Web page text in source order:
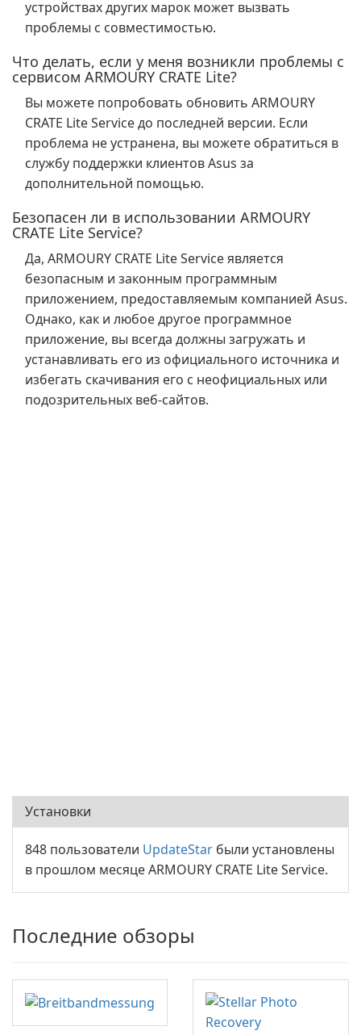
устройствах других марок может вызвать
проблемы с совместимостью.
Что делать, если у меня возникли проблемы с
сервисом ARMOURY CRATE Lite?
Вы можете попробовать обновить ARMOURY
CRATE Lite Service до последней версии. Если
проблема не устранена, вы можете обратиться в
службу поддержки клиентов Asus за
дополнительной помощью.
Безопасен ли в использовании ARMOURY
CRATE Lite Service?
Да, ARMOURY CRATE Lite Service является
безопасным и законным программным
приложением, предоставляемым компанией Asus.
Однако, как и любое другое программное
приложение, вы всегда должны загружать и
устанавливать его из официального источника и
избегать скачивания его с неофициальных или
подозрительных веб-сайтов.
Установки
848 пользователи UpdateStar были установлены
в прошлом месяце ARMOURY CRATE Lite Service.
Последние обзоры